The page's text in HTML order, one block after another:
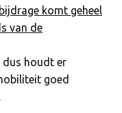
komt geheel
van de
dus houdt er
goed